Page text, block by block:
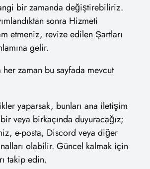
bir zamanda değiştirebiliriz.
sonra Hizmeti
etmeniz, revize edilen Şartları
gelir.
her zaman bu sayfada mevcut
yaparsak, bunları ana iletişim
veya birkaçında duyuracağız;
e-posta, Discord veya diğer
olabilir. Güncel kalmak için
takip edin.